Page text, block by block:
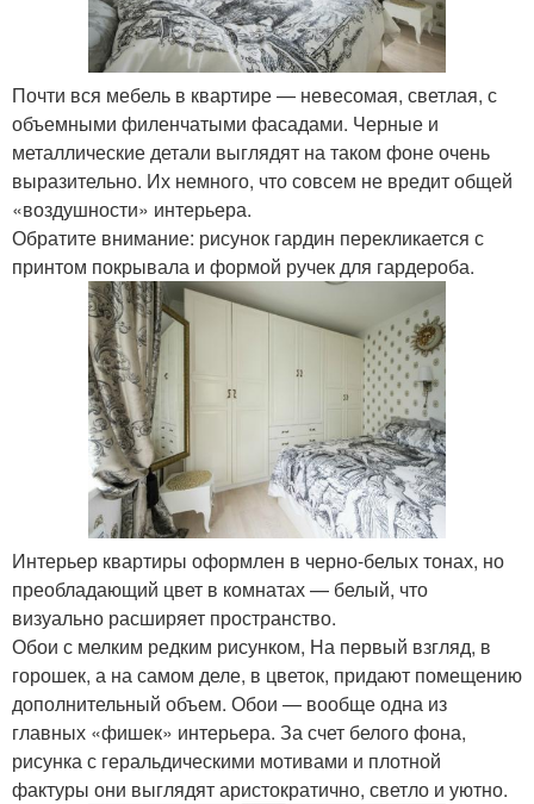
Почти вся мебель в квартире — невесомая, светлая, с
объемными филенчатыми фасадами. Черные и
металлические детали выглядят на таком фоне очень
выразительно. Их немного, что совсем не вредит общей
«воздушности» интерьера.
Обратите внимание: рисунок гардин перекликается с
принтом покрывала и формой ручек для гардероба.
Интерьер квартиры оформлен в черно-белых тонах, но
преобладающий цвет в комнатах — белый, что
визуально расширяет пространство.
Обои с мелким редким рисунком, На первый взгляд, в
горошек, а на самом деле, в цветок, придают помещению
дополнительный объем. Обои — вообще одна из
главных «фишек» интерьера. За счет белого фона,
рисунка с геральдическими мотивами и плотной
фактуры они выглядят аристократично, светло и уютно.